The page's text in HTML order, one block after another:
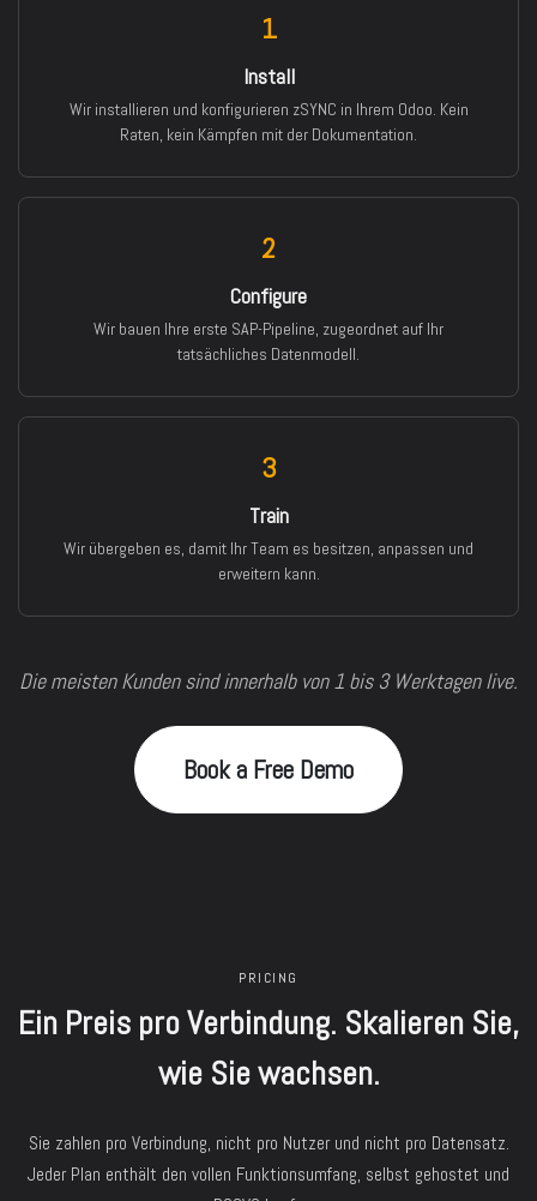
1
Install
Wir installieren und konfigurieren zSYNC in Ihrem Odoo. Kein
Raten, kein Kämpfen mit der Dokumentation.
2
Configure
Wir bauen Ihre erste SAP-Pipeline, zugeordnet auf Ihr
tatsächliches Datenmodell.
3
Train
Wir übergeben es, damit Ihr Team es besitzen, anpassen und
erweitern kann.
Die meisten Kunden sind innerhalb von 1 bis 3 Werktagen live.
Book a Free Demo
PRICING
Ein Preis pro Verbindung. Skalieren Sie,
wie Sie wachsen.
Sie zahlen pro Verbindung, nicht pro Nutzer und nicht pro Datensatz.
Jeder Plan enthält den vollen Funktionsumfang, selbst gehostet und